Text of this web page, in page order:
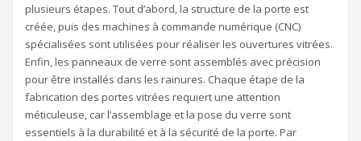
plusieurs étapes. Tout d’abord, la structure de la porte est
créée, puis des machines à commande numérique (CNC)
spécialisées sont utilisées pour réaliser les ouvertures vitrées.
Enfin, les panneaux de verre sont assemblés avec précision
pour être installés dans les rainures. Chaque étape de la
fabrication des portes vitrées requiert une attention
méticuleuse, car l’assemblage et la pose du verre sont
essentiels à la durabilité et à la sécurité de la porte. Par